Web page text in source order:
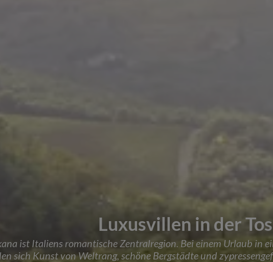
Luxusvillen in der
ist Italiens romantische Zentralregion. Bei einem Urlaub in
sich Kunst von Weltrang, schöne Bergstädte und